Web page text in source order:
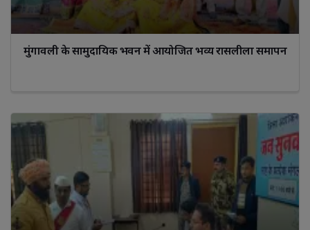
मुंगावली के सामुदायिक भवन में आयोजित भव्य रासलीला समापन